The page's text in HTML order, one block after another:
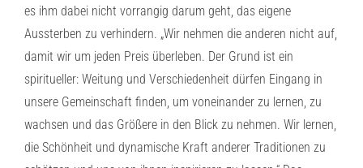
es ihm dabei nicht vorrangig darum geht, das eigene
Aussterben zu verhindern. „Wir nehmen die anderen nicht auf,
damit wir um jeden Preis überleben. Der Grund ist ein
spiritueller: Weitung und Verschiedenheit dürfen Eingang in
unsere Gemeinschaft finden, um voneinander zu lernen, zu
wachsen und das Größere in den Blick zu nehmen. Wir lernen,
die Schönheit und dynamische Kraft anderer Traditionen zu